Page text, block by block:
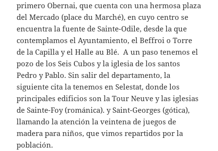
primero Obernai, que cuenta con una hermosa plaza
del Mercado (place du Marché), en cuyo centro se
encuentra la fuente de Sainte-Odile, desde la que
contemplamos el Ayuntamiento, el Beffroi o Torre
de la Capilla y el Halle au Blé. A un paso tenemos el
pozo de los Seis Cubos y la iglesia de los santos
Pedro y Pablo. Sin salir del departamento, la
siguiente cita la tenemos en Selestat, donde los
principales edificios son la Tour Neuve y las iglesias
de Sainte-Foy (románica). y Saint-Georges (gótica),
llamando la atención la veintena de juegos de
madera para niños, que vimos repartidos por la
población.